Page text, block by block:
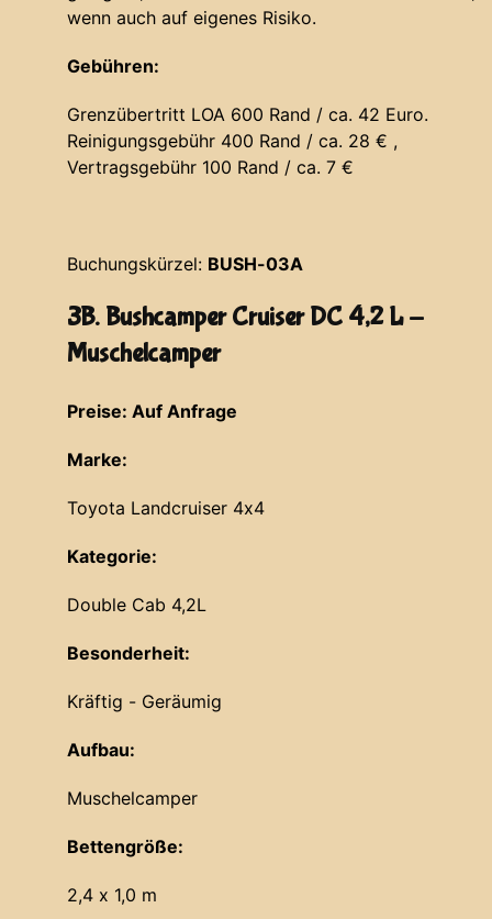
wenn auch auf eigenes Risiko.
Gebühren:
Grenzübertritt LOA 600 Rand / ca. 42 Euro.
Reinigungsgebühr 400 Rand / ca. 28 € ,
Vertragsgebühr 100 Rand / ca. 7 €
Buchungskürzel: BUSH-03A
3B. Bushcamper Cruiser DC 4,2 L -
Muschelcamper
Preise: Auf Anfrage
Marke:
Toyota Landcruiser 4x4
Kategorie:
Double Cab 4,2L
Besonderheit:
Kräftig - Geräumig
Aufbau:
Muschelcamper
Bettengröße:
2,4 x 1,0 m